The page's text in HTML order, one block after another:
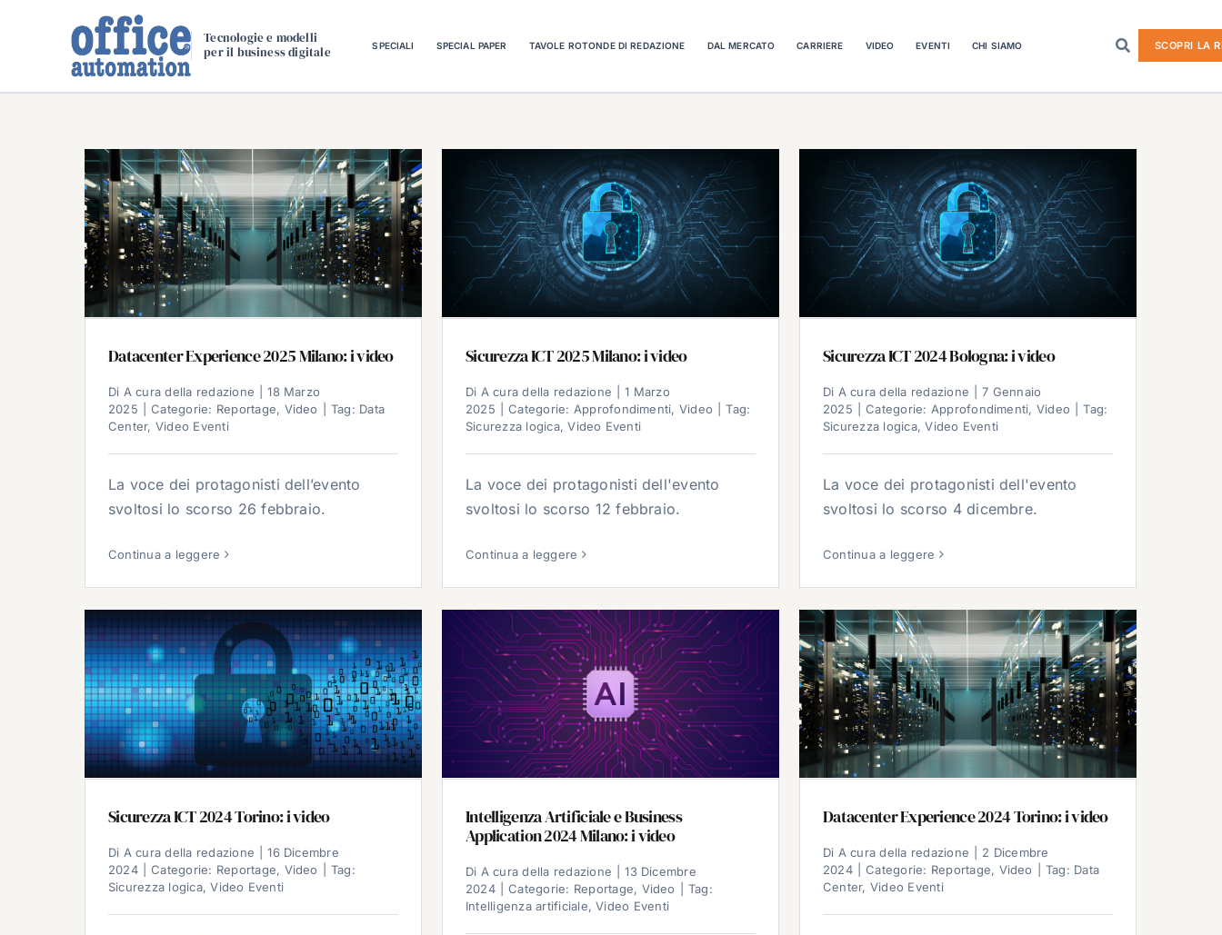
Tecnologie e modelli
per il business digitale
SPECIALI SPECIAL PAPER TAVOLE ROTONDE DI REDAZIONE DAL MERCATO CARRIERE VIDEO EVENTI CHI SIAMO SCOPRI LA
Datacenter Experience 2025 Milano: i video
Di A cura della redazione
18 Marzo
2025
Categorie: Reportage, Video Tag: Data
Center, Video Eventi
La voce dei protagonisti dell’evento
svoltosi lo scorso 26 febbraio.
Continua a leggere
Sicurezza ICT 2025 Milano: i video
Di A cura della redazione
1 Marzo
2025
Categorie: Approfondimenti, Video
Tag:
Sicurezza logica,Video Eventi
La voce dei protagonisti dell'evento
svoltosi lo scorso 12 febbraio.
Continua a leggere
Sicurezza ICT 2024 Bologna: i video
Di A cura della redazione
7 Gennaio
2025
Categorie: Approfondimenti, Video
Tag:
Sicurezza logica,Video Eventi
La voce dei protagonisti dell'evento
svoltosi lo scorso 4 dicembre.
Continua a leggere
Sicurezza ICT 2024 Torino: i video
Di A cura della redazione
16 Dicembre
2024
Categorie: Reportage, Video
Tag:
Sicurezza logica,Video Eventi
Intelligenza Artificiale e Business
Application 2024 Milano: i video
Di A cura della redazione
13 Dicembre
2024
Categorie: Reportage, Video
Tag:
Intelligenza artificiale,Video Eventi
Datacenter Experience 2024 Torino: i video
Di A cura della redazione
2 Dicembre
2024
Categorie: Reportage, Video Tag: Data
Center, Video Eventi